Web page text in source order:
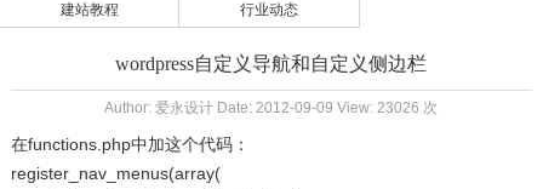
建站教程 行业动态
wordpress自定义导航和自定义侧边栏
Author: 爱永设计 Date: 2012-09-09 View: 23026 次
在functions.php中加这个代码：
register_nav_menus(array(